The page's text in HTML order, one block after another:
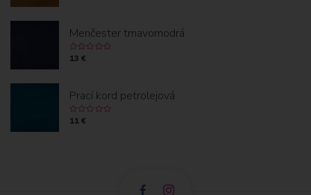
Menčester tmavomodrá
13 €
Prací kord petrolejová
11 €